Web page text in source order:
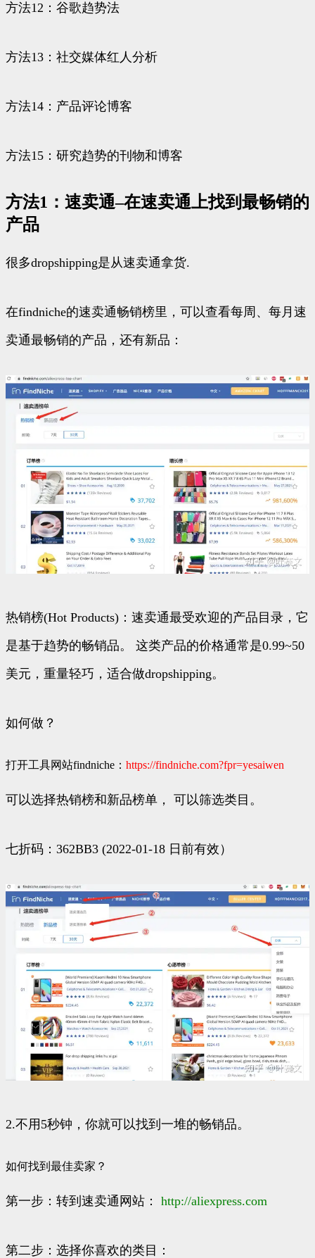
方法12：谷歌趋势法
方法13：社交媒体红人分析
方法14：产品评论博客
方法15：研究趋势的刊物和博客
方法1：速卖通–在速卖通上找到最畅销的
产品
很多dropshipping是从速卖通拿货.
在findniche的速卖通畅销榜里，可以查看每周、每月速
卖通最畅销的产品，还有新品：
热销榜(Hot Products)：速卖通最受欢迎的产品目录，它
是基于趋势的畅销品。 这类产品的价格通常是0.99~50
美元，重量轻巧，适合做dropshipping。
如何做？
打开工具网站findniche： https://findniche.com?fpr=yesaiwen
可以选择热销榜和新品榜单， 可以筛选类目。
七折码：362BB3 (2022-01-18 日前有效）
2.不用5秒钟，你就可以找到一堆的畅销品。
如何找到最佳卖家？
第一步：转到速卖通网站： http://aliexpress.com
第二步：选择你喜欢的类目：